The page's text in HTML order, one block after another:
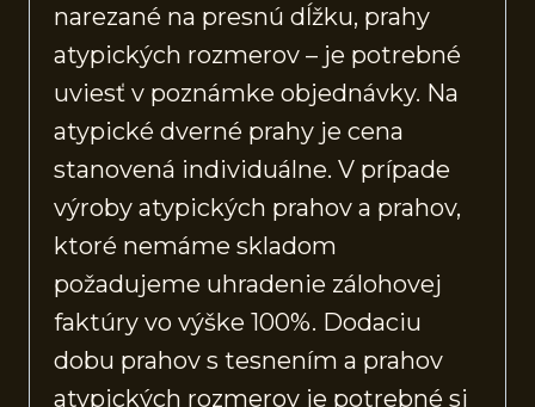
narezané na presnú dĺžku, prahy
atypických rozmerov – je potrebné
uviesť v poznámke objednávky. Na
atypické dverné prahy je cena
stanovená individuálne. V prípade
výroby atypických prahov a prahov,
ktoré nemáme skladom
požadujeme uhradenie zálohovej
faktúry vo výške 100%. Dodaciu
dobu prahov s tesnením a prahov
atypických rozmerov je potrebné si